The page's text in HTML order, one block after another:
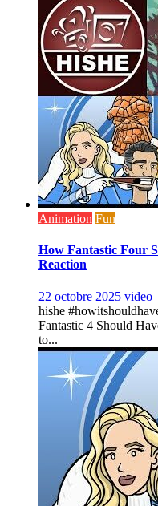
Animation Fun
How Fantastic Four
Reaction
22 octobre 2025 video
hishe
Fantastic 4 Should
to...